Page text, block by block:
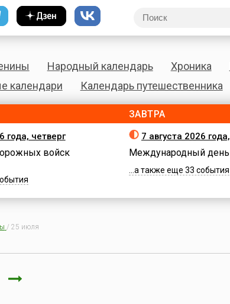
Народный календарь Хроника
календари
Календарь путешественника
года, четверг
войск
ЗАВТРА
7 августа 2026
Международный
...а также еще 33 события
/ 25 июля